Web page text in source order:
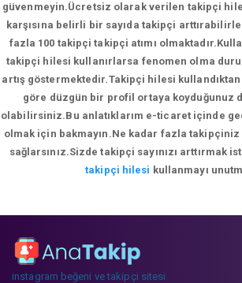
güvenmeyin.Ücretsiz olarak verilen takipçi
karşısına belirli bir sayıda takipçi
fazla 100 takipçi takipçi atımı
takipçi hilesi kullanırlarsa fenomen olma
artış göstermektedir.Takipçi hilesi
göre düzgün bir profil ortaya koyduğunuz
olabilirsiniz.Bu anlatıklarım e-ticaret içinde
olmak için bakmayın.Ne kadar fazla
sağlarsınız.Sizde takipçi sayınızı arttırmak
takipçi hilesi kullanmayı
instagram beğeni ve takipçi sitesi